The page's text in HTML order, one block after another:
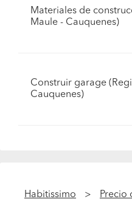
Materiales de
Maule - Cauquenes)
Construir garage
Cauquenes)
Habitissimo Precio